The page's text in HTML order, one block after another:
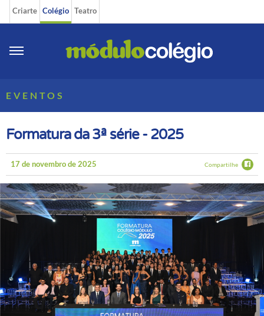
Criarte Colégio Teatro
EVENTOS
Formatura da 3ª série - 2025
17 de novembro de 2025 Compartilhe